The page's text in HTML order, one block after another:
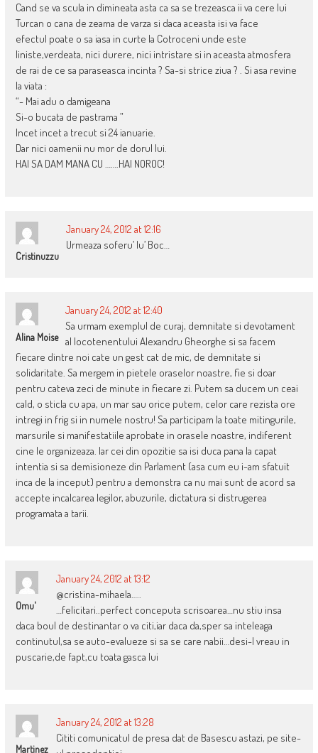
Cand se va scula in dimineata asta ca sa se trezeasca ii va cere lui
Turcan o cana de zeama de varza si daca aceasta isi va face
efectul poate o sa iasa in curte la Cotroceni unde este
liniste,verdeata, nici durere, nici intristare si in aceasta atmosfera
de rai de ce sa paraseasca incinta ? Sa-si strice ziua ? . Si asa revine
la viata :
“- Mai adu o damigeana
Si-o bucata de pastrama ”
Incet incet a trecut si 24 ianuarie.
Dar nici oamenii nu mor de dorul lui.
HAI SA DAM MANA CU …….HAI NOROC!
Cristinuzzu
January 24, 2012 at 12:16
Urmeaza soferu’ lu’ Boc…
Alina Moise
January 24, 2012 at 12:40
Sa urmam exemplul de curaj, demnitate si devotament
al locotenentului Alexandru Gheorghe si sa facem
fiecare dintre noi cate un gest cat de mic, de demnitate si
solidaritate. Sa mergem in pietele oraselor noastre, fie si doar
pentru cateva zeci de minute in fiecare zi. Putem sa ducem un ceai
cald, o sticla cu apa, un mar sau orice putem, celor care rezista ore
intregi in frig si in numele nostru! Sa participam la toate mitingurile,
marsurile si manifestatiile aprobate in orasele noastre, indiferent
cine le organizeaza. Iar cei din opozitie sa isi duca pana la capat
intentia si sa demisioneze din Parlament (asa cum eu i-am sfatuit
inca de la inceput) pentru a demonstra ca nu mai sunt de acord sa
accepte incalcarea legilor, abuzurile, dictatura si distrugerea
programata a tarii.
Omu'
January 24, 2012 at 13:12
@cristina-mihaela…..
…felicitari..perfect conceputa scrisoarea…nu stiu insa
daca boul de destinantar o va citi,iar daca da,sper sa inteleaga
continutul,sa se auto-evalueze si sa se care nabii…desi-l vreau in
puscarie,de fapt,cu toata gasca lui
Martinez
January 24, 2012 at 13:28
Cititi comunicatul de presa dat de Basescu astazi, pe site-